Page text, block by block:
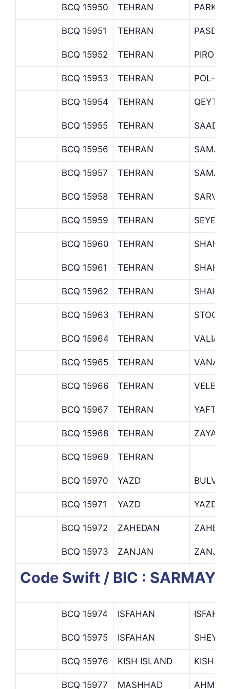
BCQ 15950 TEHRAN PARK-
BCQ 15951 TEHRAN
BCQ 15952 TEHRAN
BCQ 15953 TEHRAN POL-E-
BCQ 15954 TEHRAN
BCQ 15955 TEHRAN
BCQ 15956 TEHRAN SAMAN
BCQ 15957 TEHRAN SAMAN
BCQ 15958 TEHRAN SARV
BCQ 15959 TEHRAN SEYED
BCQ 15960 TEHRAN
BCQ 15961 TEHRAN
BCQ 15962 TEHRAN
BCQ 15963 TEHRAN STOCK
BCQ 15964 TEHRAN
BCQ 15965 TEHRAN VANAK
BCQ 15966 TEHRAN
BCQ 15967 TEHRAN
BCQ 15968 TEHRAN
BCQ 15969 TEHRAN
BCQ 15970 YAZD
BCQ 15971 YAZD YAZD
BCQ 15972 ZAHEDAN
BCQ 15973 ZANJAN
Code Swift / BIC :
BCQ 15974 ISFAHAN
BCQ 15975 ISFAHAN
BCQ 15976 KISH ISLAND KISH
BCQ 15977 MASHHAD